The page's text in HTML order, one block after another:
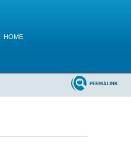
HOME
PERMALINK